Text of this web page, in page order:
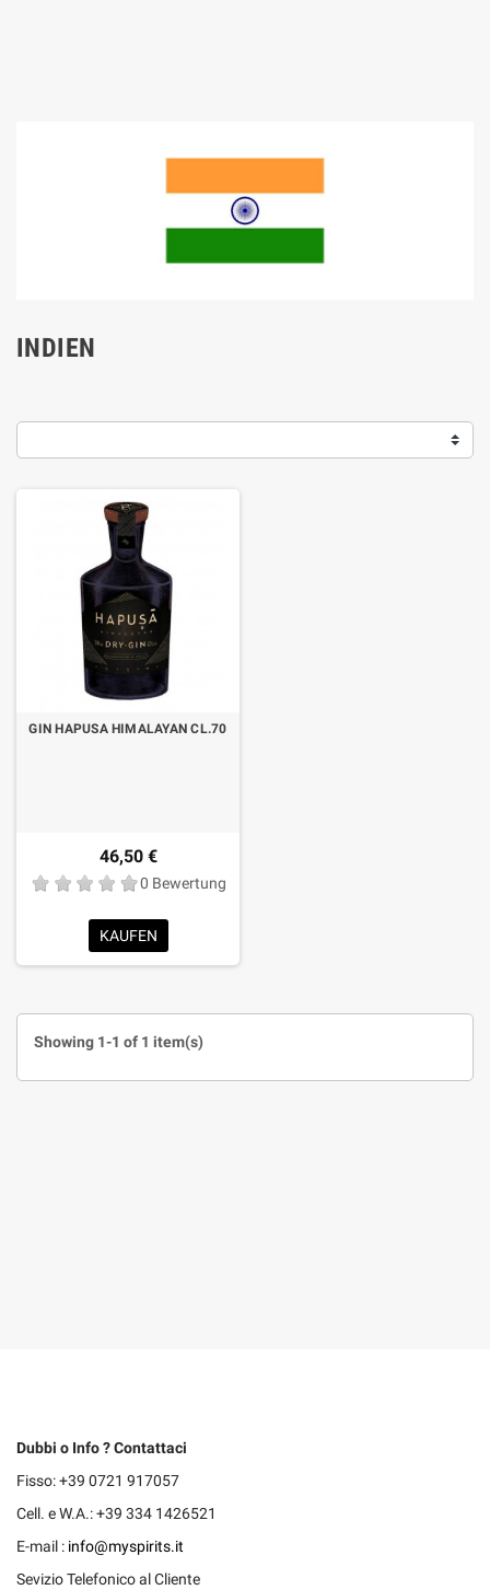
INDIEN
GIN HAPUSA HIMALAYAN CL.70
46,50 €
0 Bewertung
KAUFEN
Showing 1-1 of 1 item(s)
Dubbi o Info ? Contattaci
Fisso: +39 0721 917057
Cell. e W.A.: +39 334 1426521
E-mail : info@myspirits.it
Sevizio Telefonico al Cliente